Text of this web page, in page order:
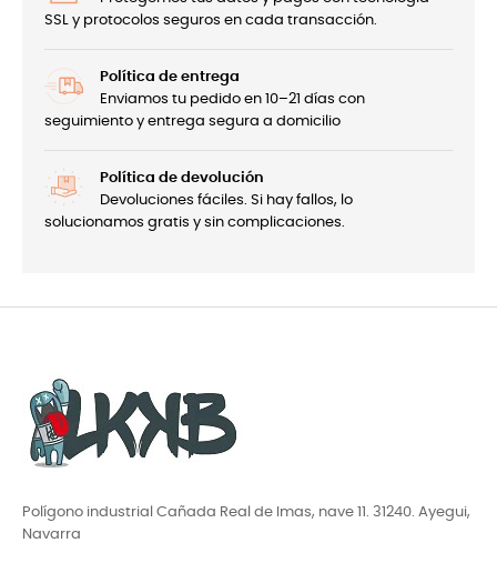
SSL y protocolos seguros en cada transacción.
Política de entrega
Enviamos tu pedido en 10–21 días con
seguimiento y entrega segura a domicilio
Política de devolución
Devoluciones fáciles. Si hay fallos, lo
solucionamos gratis y sin complicaciones.
Polígono industrial Cañada Real de Imas, nave 11. 31240. Ayegui,
Navarra